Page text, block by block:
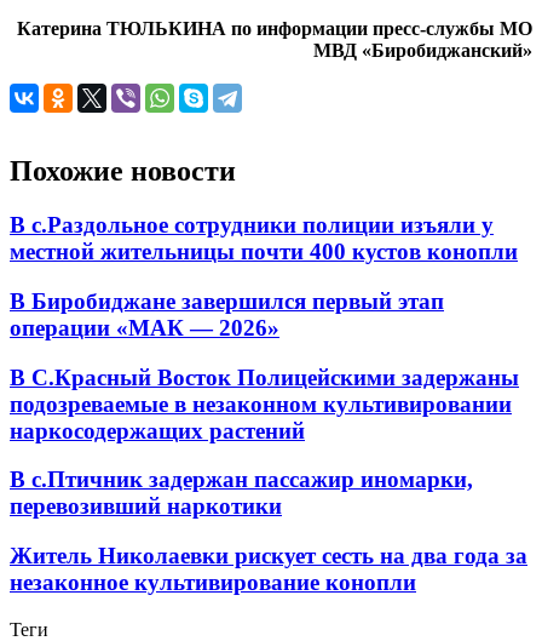
Катерина ТЮЛЬКИНА по информации пресс-службы МО
МВД «Биробиджанский»
Похожие новости
В с.Раздольное сотрудники полиции изъяли у
местной жительницы почти 400 кустов конопли
В Биробиджане завершился первый этап
операции «МАК — 2026»
В С.Красный Восток Полицейскими задержаны
подозреваемые в незаконном культивировании
наркосодержащих растений
В с.Птичник задержан пассажир иномарки,
перевозивший наркотики
Житель Николаевки рискует сесть на два года за
незаконное культивирование конопли
Теги